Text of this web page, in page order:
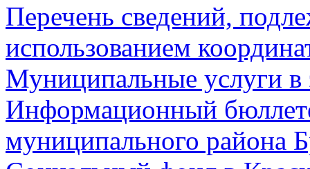
Перечень сведений,
использованием
Муниципальные услуги в
Информационный
муниципального района